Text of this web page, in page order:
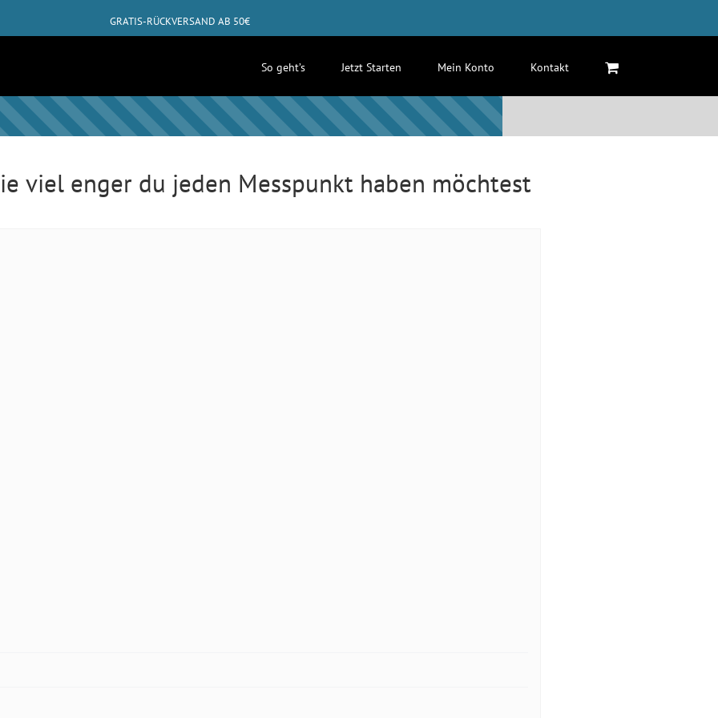
GRATIS-RÜCKVERSAND AB 50€
So geht’s
Jetzt Starten Mein Konto Kontakt
viel enger du jeden Messpunkt haben möchtest